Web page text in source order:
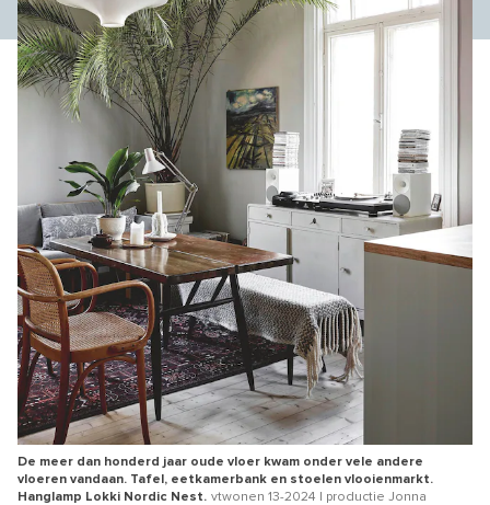
De meer dan honderd jaar oude vloer kwam onder vele andere
vloeren vandaan. Tafel, eetkamerbank en stoelen vlooienmarkt.
Hanglamp Lokki Nordic Nest. vtwonen 13-2024 | productie Jonna